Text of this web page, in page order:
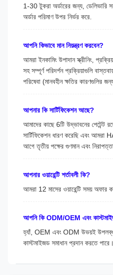
1-30 টুকরা অর্ডারের জন্য, ডেলিভারি
অর্ডার পরিমাণ উপর নির্ভর করে.
আপনি কিভাবে মান নিয়ন্ত্রণ করবেন?
আমরা ইনকামিং উপাদান স্ক্রীনিং,
সহ সম্পূর্ণ পরিদর্শন প্রক্রিয়াগুলি
পরিষেবা (মানবহীন ক্ষতির কারণগুলির
আপনার কি সার্টিফিকেশন আছে?
আমাদের কাছে 6টি উদ্ভাবনের
সার্টিফিকেশন ধারণ করেছি এবং
আগে তৃতীয় পক্ষের গুণমান এবং
আপনার ওয়ারেন্টি শর্তাবলী কি?
আমরা 12 মাসের ওয়ারেন্টি সময় অফার
আপনি কি ODM/OEM এবং
হ্যাঁ, OEM এবং ODM উভয়ই
কাস্টমাইজড সমাধান প্রদান করতে পারে।